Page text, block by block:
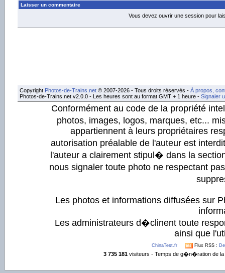
Laisser un commentaire
Vous devez ouvrir une session pour
Copyright Photos-de-Trains.net © 2007-2026 - Tous droits réservés - À propos,
Photos-de-Trains.net v2.0.0 - Les heures sont au format GMT + 1 heure - Signaler
Conformément au code de la propriété
photos, images, logos, marques, etc...
appartiennent à leurs propriétaires
autorisation préalable de l'auteur est
l'auteur a clairement stipul� dans la
nous signaler toute photo ne respectant
Les photos et informations diffusées sur
Les administrateurs d�clinent toute
ainsi que
ChinaTest.fr Flux RSS :
3 735 181visiteurs - Temps de g�n�ration de